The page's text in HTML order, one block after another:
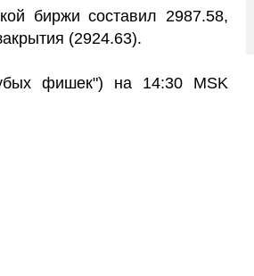
биржи составил 2987.58,
(2924.63).
фишек") на 14:30 MSK